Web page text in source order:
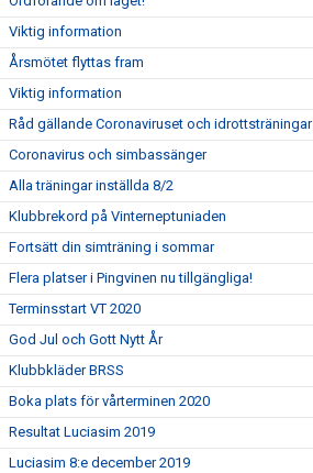
Viktig information
Årsmötet flyttas fram
Viktig information
Råd gällande Coronaviruset och idrottsträningar
Coronavirus och simbassänger
Alla träningar inställda 8/2
Klubbrekord på Vinterneptuniaden
Fortsätt din simträning i sommar
Flera platser i Pingvinen nu tillgängliga!
Terminsstart VT 2020
God Jul och Gott Nytt År
Klubbkläder BRSS
Boka plats för vårterminen 2020
Resultat Luciasim 2019
Luciasim 8:e december 2019